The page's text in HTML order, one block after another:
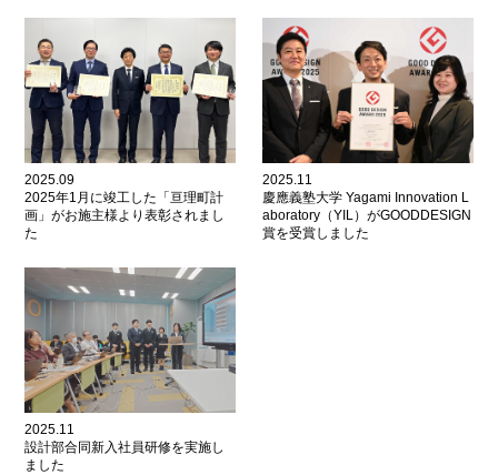
2025.09
2025年1月に竣工した「亘理町計
画」がお施主様より表彰されまし
た
2025.11
慶應義塾大学 Yagami Innovation L
aboratory（YIL）がGOODDESIGN
賞を受賞しました
2025.11
設計部合同新入社員研修を実施し
ました